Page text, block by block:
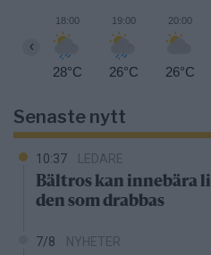
18:00
28°C
19:00
26°C
20:00
26°C
‹
Senaste nytt
10:37 LEDARE
Bältros kan innebära
den som drabbas
7/8 NYHETER